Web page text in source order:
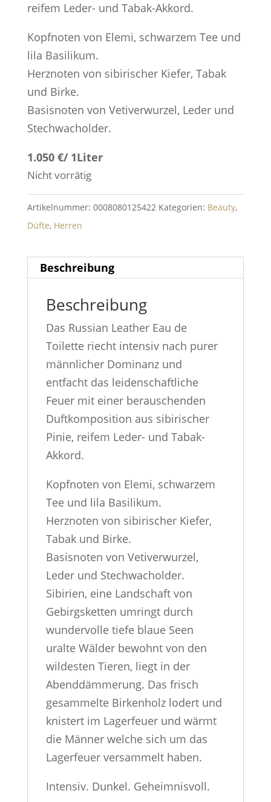
reifem Leder- und Tabak-Akkord.
Kopfnoten von Elemi, schwarzem Tee und
lila Basilikum.
Herznoten von sibirischer Kiefer, Tabak
und Birke.
Basisnoten von Vetiverwurzel, Leder und
Stechwacholder.
1.050 €/ 1Liter
Nicht vorrätig
Artikelnummer: 0008080125422 Kategorien: Beauty,
Düfte, Herren
Beschreibung
Beschreibung
Das Russian Leather Eau de
Toilette riecht intensiv nach purer
männlicher Dominanz und
entfacht das leidenschaftliche
Feuer mit einer berauschenden
Duftkomposition aus sibirischer
Pinie, reifem Leder- und Tabak-
Akkord.
Kopfnoten von Elemi, schwarzem
Tee und lila Basilikum.
Herznoten von sibirischer Kiefer,
Tabak und Birke.
Basisnoten von Vetiverwurzel,
Leder und Stechwacholder.
Sibirien, eine Landschaft von
Gebirgsketten umringt durch
wundervolle tiefe blaue Seen
uralte Wälder bewohnt von den
wildesten Tieren, liegt in der
Abenddämmerung. Das frisch
gesammelte Birkenholz lodert und
knistert im Lagerfeuer und wärmt
die Männer welche sich um das
Lagerfeuer versammelt haben.
Intensiv. Dunkel. Geheimnisvoll.